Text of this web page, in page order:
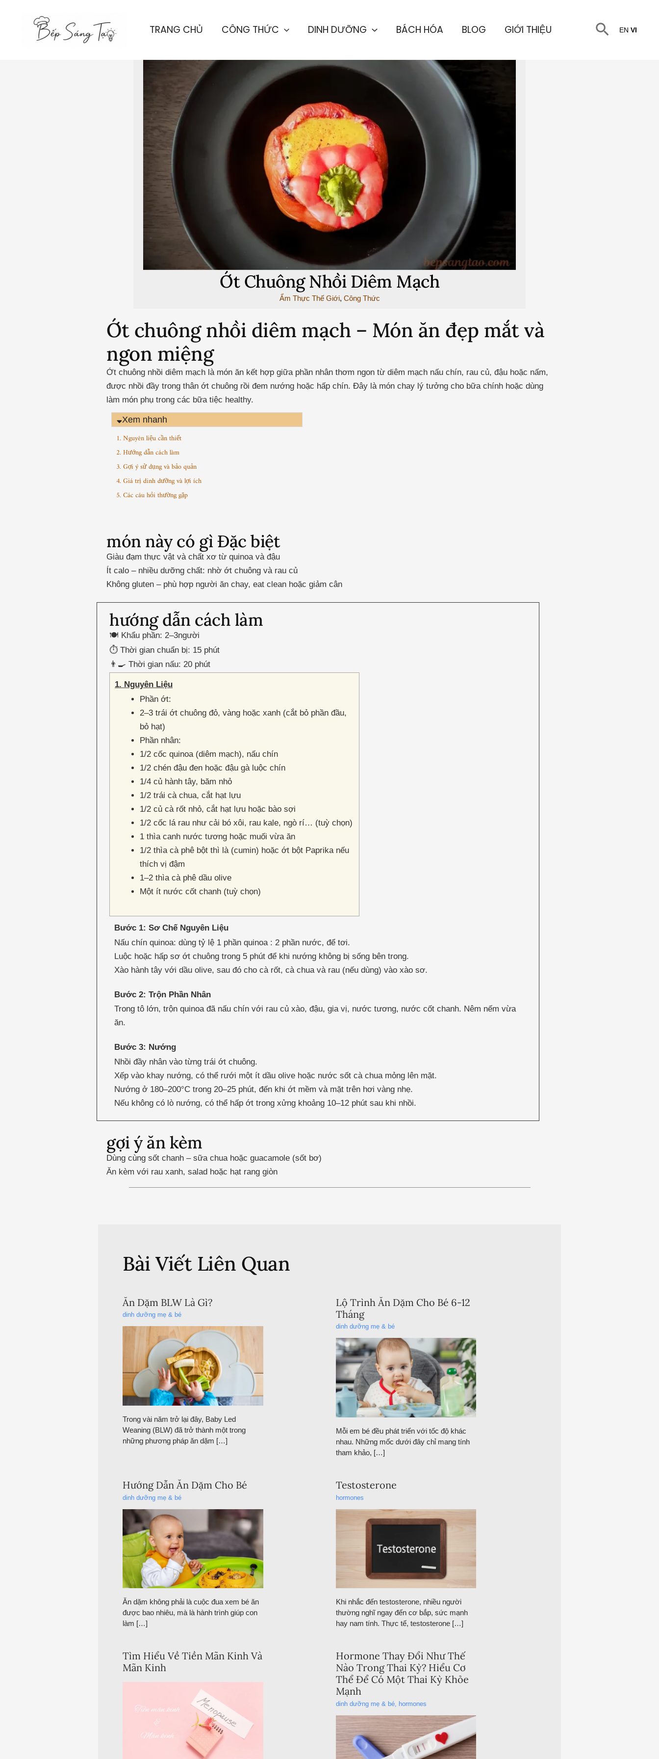
TRANG CHỦ CÔNG THỨC DINH DƯỠNG BÁCH HÓA BLOG GIỚI THIỆU
Tìm
EN VI
Ớt Chuông Nhồi Diêm Mạch
Ẩm Thực Thế Giới, Công Thức
Ớt chuông nhồi diêm mạch – Món ăn đẹp mắt và
ngon miệng
Ớt chuông nhồi diêm mạch là món ăn kết hợp giữa phần nhân thơm ngon từ diêm mạch nấu chín, rau củ, đậu hoặc nấm,
được nhồi đầy trong thân ớt chuông rồi đem nướng hoặc hấp chín. Đây là món chay lý tưởng cho bữa chính hoặc dùng
làm món phụ trong các bữa tiệc healthy.
Xem nhanh
1. Nguyên liệu cần thiết
2. Hướng dẫn cách làm
3. Gợi ý sử dụng và bảo quản
4. Giá trị dinh dưỡng và lợi ích
5. Các câu hỏi thường gặp
món này có gì Đặc biệt
Giàu đạm thực vật và chất xơ từ quinoa và đậu
Ít calo – nhiều dưỡng chất: nhờ ớt chuông và rau củ
Không gluten – phù hợp người ăn chay, eat clean hoặc giảm cân
hướng dẫn cách làm
🍽 Khẩu phần: 2–3người
⏱ Thời gian chuẩn bị: 15 phút
👨‍🍳 Thời gian nấu: 20 phút
1. Nguyên Liệu
Phần ớt:
2–3 trái ớt chuông đỏ, vàng hoặc xanh (cắt bỏ phần đầu,
bỏ hạt)
Phần nhân:
1/2 cốc quinoa (diêm mạch), nấu chín
1/2 chén đậu đen hoặc đậu gà luộc chín
1/4 củ hành tây, băm nhỏ
1/2 trái cà chua, cắt hạt lựu
1/2 củ cà rốt nhỏ, cắt hạt lựu hoặc bào sợi
1/2 cốc lá rau như cải bó xôi, rau kale, ngò rí… (tuỳ chọn)
1 thìa canh nước tương hoặc muối vừa ăn
1/2 thìa cà phê bột thì là (cumin) hoặc ớt bột Paprika nếu
thích vị đậm
1–2 thìa cà phê dầu olive
Một ít nước cốt chanh (tuỳ chọn)
Bước 1: Sơ Chế Nguyên Liệu
Nấu chín quinoa: dùng tỷ lệ 1 phần quinoa : 2 phần nước, để tơi.
Luộc hoặc hấp sơ ớt chuông trong 5 phút để khi nướng không bị sống bên trong.
Xào hành tây với dầu olive, sau đó cho cà rốt, cà chua và rau (nếu dùng) vào xào sơ.
Bước 2: Trộn Phần Nhân
Trong tô lớn, trộn quinoa đã nấu chín với rau củ xào, đậu, gia vị, nước tương, nước cốt chanh. Nêm nếm vừa
ăn.
Bước 3: Nướng
Nhồi đầy nhân vào từng trái ớt chuông.
Xếp vào khay nướng, có thể rưới một ít dầu olive hoặc nước sốt cà chua mỏng lên mặt.
Nướng ở 180–200°C trong 20–25 phút, đến khi ớt mềm và mặt trên hơi vàng nhẹ.
Nếu không có lò nướng, có thể hấp ớt trong xửng khoảng 10–12 phút sau khi nhồi.
gợi ý ăn kèm
Dùng cùng sốt chanh – sữa chua hoặc guacamole (sốt bơ)
Ăn kèm với rau xanh, salad hoặc hạt rang giòn
Bài Viết Liên Quan
Ăn Dặm BLW Là Gì?
dinh dưỡng mẹ & bé
Trong vài năm trở lại đây, Baby Led
Weaning (BLW) đã trở thành một trong
những phương pháp ăn dặm […]
Lộ Trình Ăn Dặm Cho Bé 6-12
Tháng
dinh dưỡng mẹ & bé
Mỗi em bé đều phát triển với tốc độ khác
nhau. Những mốc dưới đây chỉ mang tính
tham khảo, […]
Hướng Dẫn Ăn Dặm Cho Bé
dinh dưỡng mẹ & bé
Ăn dặm không phải là cuộc đua xem bé ăn
được bao nhiêu, mà là hành trình giúp con
làm […]
Testosterone
hormones
Khi nhắc đến testosterone, nhiều người
thường nghĩ ngay đến cơ bắp, sức mạnh
hay nam tính. Thực tế, testosterone […]
Tìm Hiểu Về Tiền Mãn Kinh Và
Mãn Kinh
Hormone Thay Đổi Như Thế
Nào Trong Thai Kỳ? Hiểu Cơ
Thể Để Có Một Thai Kỳ Khỏe
Mạnh
dinh dưỡng mẹ & bé, hormones